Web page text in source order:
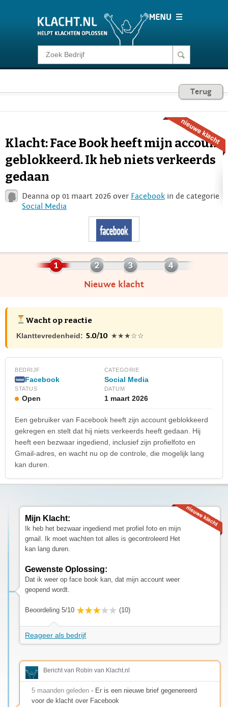
Klacht melden
Consumentenrecht
Voor Bedrijven
Terug
Klacht: Face Book heeft mijn account
geblokkeerd. Ik heb niets verkeerds
gedaan
Deanna op 01 maart 2026 over Facebook in de categorie
Social Media
Nieuwe klacht
Wacht op reactie
Klanttevredenheid: 5.0/10 ★★★☆☆
BEDRIJF
Facebook
CATEGORIE
Social Media
STATUS
Open
DATUM
1 maart 2026
Een gebruiker van Facebook heeft zijn account geblokkeerd
gekregen en stelt dat hij niets verkeerds heeft gedaan. Hij
heeft een bezwaar ingediend, inclusief zijn profielfoto en
Gmail-adres, en wacht nu op de controle, die mogelijk lang
kan duren.
Mijn Klacht:
Ik heb het bezwaar ingediend met profiel foto en mijn
gmail. Ik moet wachten tot alles is gecontroleerd Het
kan lang duren.
Gewenste Oplossing:
Dat ik weer op face book kan, dat mijn account weer
geopend wordt.
Beoordeling 5/10 (10)
Reageer als bedrijf
Bericht van Robin van Klacht.nl
5 maanden geleden - Er is een nieuwe brief gegenereerd
voor de klacht over Facebook